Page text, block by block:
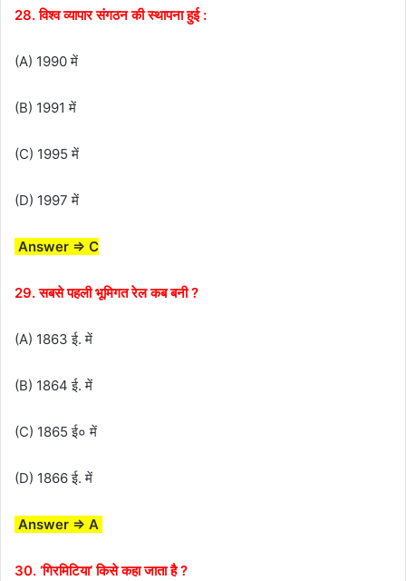
28. विश्व व्यापार संगठन की स्थापना हुई :
(A) 1990 में
(B) 1991 में
(C) 1995 में
(D) 1997 में
Answer ⇒ C
29. सबसे पहली भूमिगत रेल कब बनी ?
(A) 1863 ई. में
(B) 1864 ई. में
(C) 1865 ई० में
(D) 1866 ई. में
Answer ⇒ A
30. ‘गिरमिटिया’ किसे कहा जाता है ?